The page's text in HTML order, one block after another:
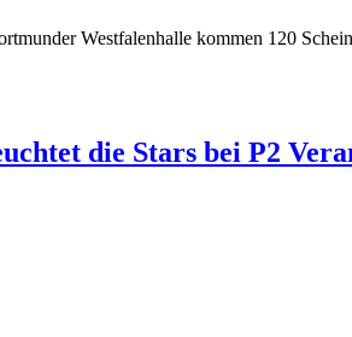
Westfalenhalle kommen 120
die Stars bei P2